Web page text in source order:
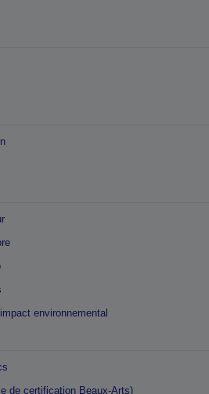
environnemental
de certification Beaux-Arts)